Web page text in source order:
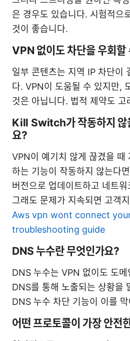
은 경우도 있습니다. 시험적으
것이 좋습니다.
VPN 없이도 차단을 우회할
일부 콘텐츠는 지역 IP 차단이
다. VPN이 도움될 수 있지만,
것은 아닙니다. 법적 제약도 고
Kill Switch가 작동하지 않
요?
VPN이 예기치 않게 끊겼을 때
하는 기능이 작동하지 않는다
버전으로 업데이트하고 네트
그래도 문제가 지속되면 고객
Aws vpn wont connect
troubleshooting guide
DNS 누수란 무엇인가요?
DNS 누수는 VPN 없이도 도메
DNS를 통해 노출되는 상황을
DNS 누수 차단 기능이 이를
어떤 프로토콜이 가장 안전